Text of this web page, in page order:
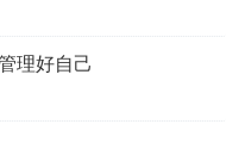
理好自己